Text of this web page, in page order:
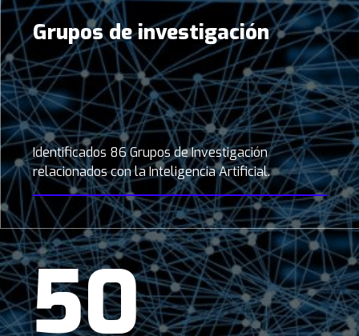
Grupos de investigación
Identificados 86 Grupos de Investigación
relacionados con la Inteligencia Artificial.
50